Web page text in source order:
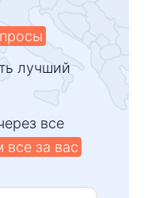
лучший
все
все за вас